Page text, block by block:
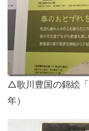
△歌川豊国の錦絵
年）